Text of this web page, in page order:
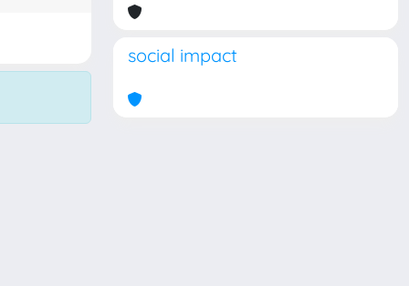
social impact